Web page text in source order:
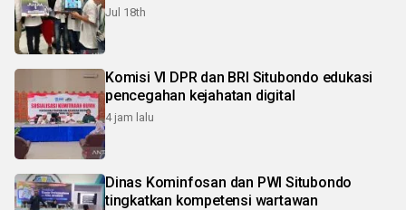
Jul 18th
Komisi VI DPR dan BRI Situbondo edukasi
pencegahan kejahatan digital
4 jam lalu
Dinas Kominfosan dan PWI Situbondo
tingkatkan kompetensi wartawan